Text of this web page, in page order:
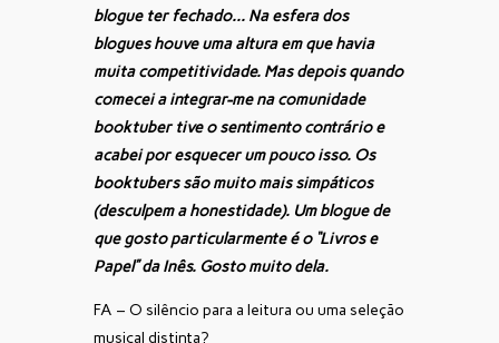
blogue ter fechado… Na esfera dos
blogues houve uma altura em que havia
muita competitividade. Mas depois quando
comecei a integrar-me na comunidade
booktuber tive o sentimento contrário e
acabei por esquecer um pouco isso. Os
booktubers são muito mais simpáticos
(desculpem a honestidade). Um blogue de
que gosto particularmente é o “Livros e
Papel” da Inês. Gosto muito dela.
FA – O silêncio para a leitura ou uma seleção
musical distinta?